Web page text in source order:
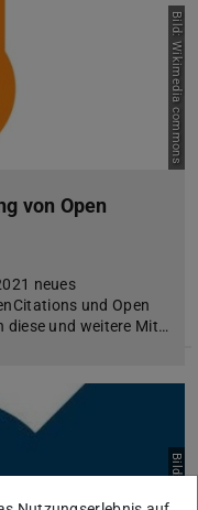
Bild: Wikimedia commons
von Open
neues
und Open
diese und weitere Mit…